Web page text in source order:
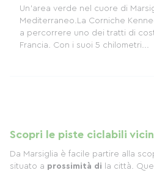
Un'area verde nel cuore di
Mediterraneo.La Corniche
a percorrere uno dei tratti di
Francia. Con i suoi 5 chilometri...
Scopri le piste ciclabili
Da Marsiglia è facile partire alla
situato a prossimità di la città.